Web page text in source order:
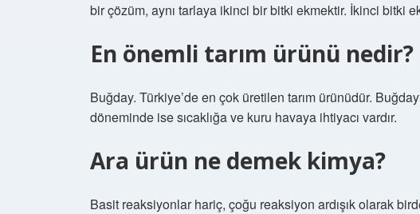
bir çözüm, aynı tarlaya ikinci bir bitki ekmektir. İkinci bitki
En önemli tarım ürünü nedir?
Buğday. Türkiye’de en çok üretilen tarım ürünüdür.
döneminde ise sıcaklığa ve kuru havaya ihtiyacı vardır.
Ara ürün ne demek kimya?
Basit reaksiyonlar hariç, çoğu reaksiyon ardışık olarak